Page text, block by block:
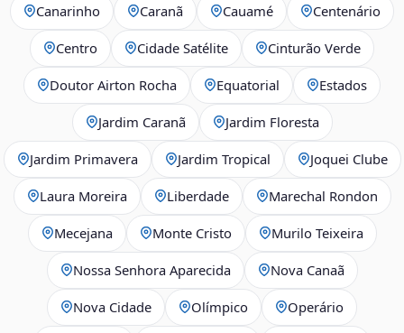
Canarinho Caranã Cauamé Centenário
Centro Cidade Satélite Cinturão Verde
Doutor Airton Rocha Equatorial Estados
Jardim Caranã Jardim Floresta
Jardim Primavera Jardim Tropical Joquei Clube
Laura Moreira Liberdade Marechal Rondon
Mecejana Monte Cristo Murilo Teixeira
Nossa Senhora Aparecida Nova Canaã
Nova Cidade Olímpico Operário